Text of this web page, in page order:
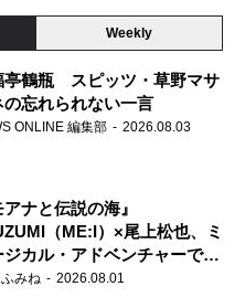
Weekly
亭鶴瓶 スピッツ・草野マサ
の忘れられない一言
ONLINE 編集部 2026.08.03
アナと伝説の海』
（ME:I）×尾上松也、ミ
ジカル・アドベンチャーで美
響かせる
みね 2026.08.01